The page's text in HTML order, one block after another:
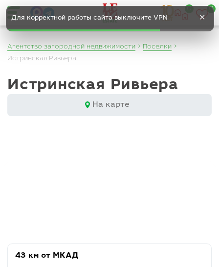
Для корректной работы сайта выключите VPN ✕
0
Агентство загородной недвижимости
Поселки
Истринская Ривьера
Истринская Ривьера
На карте
43 км от МКАД